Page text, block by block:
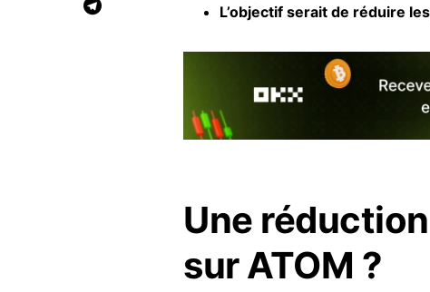
L’objectif serait de réduire
Une
sur ATOM ?